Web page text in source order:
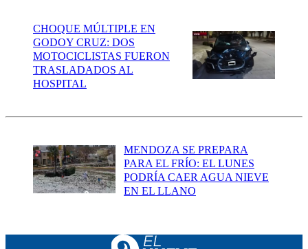
CHOQUE MÚLTIPLE EN
GODOY CRUZ: DOS
MOTOCICLISTAS FUERON
TRASLADADOS AL
HOSPITAL
MENDOZA SE PREPARA
PARA EL FRÍO: EL LUNES
PODRÍA CAER AGUA NIEVE
EN EL LLANO